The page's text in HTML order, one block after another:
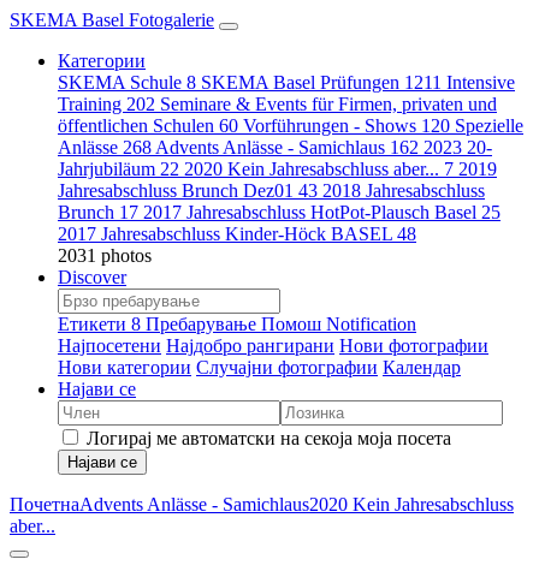
SKEMA Basel Fotogalerie
Категории
SKEMA Schule 8 SKEMA Basel Prüfungen 1211 Intensive
Training 202 Seminare & Events für Firmen, privaten und
öffentlichen Schulen 60 Vorführungen - Shows 120 Spezielle
Anlässe 268 Advents Anlässe - Samichlaus 162 2023 20-
Jahrjubiläum 22 2020 Kein Jahresabschluss aber... 7 2019
Jahresabschluss Brunch Dez01 43 2018 Jahresabschluss
Brunch 17 2017 Jahresabschluss HotPot-Plausch Basel 25
2017 Jahresabschluss Kinder-Höck BASEL 48
2031 photos
Discover
Етикети 8 Пребарување Помош Notification
Најпосетени Најдобро рангирани Нови фотографии
Нови категории Случајни фотографии Календар
Најави се
Логирај ме автоматски на секоја моја посета
Најави се
ПочетнаAdvents Anlässe - Samichlaus2020 Kein Jahresabschluss
aber...